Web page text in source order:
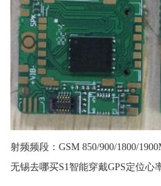
射频频段：GSM 850/900/1800/
无锡去哪买S1智能穿戴GPS定位心